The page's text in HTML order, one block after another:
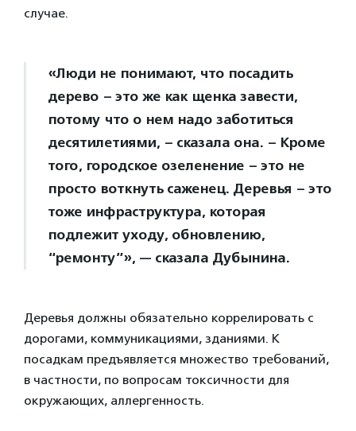
случае.
«Люди не понимают, что посадить
дерево – это же как щенка завести,
потому что о нем надо заботиться
десятилетиями, – сказала она. – Кроме
того, городское озеленение – это не
просто воткнуть саженец. Деревья – это
тоже инфраструктура, которая
подлежит уходу, обновлению,
“ремонту”», — сказала Дубынина.
Деревья должны обязательно коррелировать с
дорогами, коммуникациями, зданиями. К
посадкам предъявляется множество требований,
в частности, по вопросам токсичности для
окружающих, аллергенность.